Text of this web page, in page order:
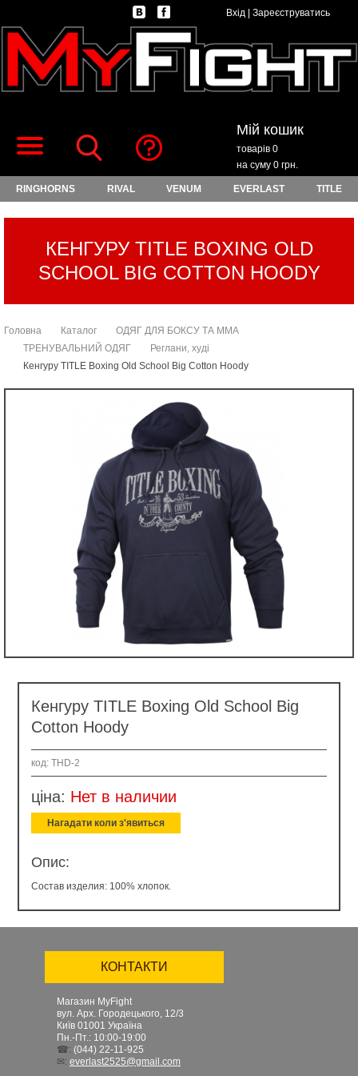
Вхід Зареєструватись
Мій кошик
товарів 0
на суму 0 грн.
RINGHORNS RIVAL VENUM EVERLAST TITLE
КЕНГУРУ TITLE BOXING OLD
SCHOOL BIG COTTON HOODY
Головна Каталог
ОДЯГ ДЛЯ БОКСУ ТА ММА
ТРЕНУВАЛЬНИЙ ОДЯГ
Реглани, худі
Кенгуру TITLE Boxing Old School Big Cotton Hoody
Кенгуру TITLE Boxing Old School Big
Cotton Hoody
код: THD-2
ціна: Нет в наличии
Нагадати коли з'явиться
Опис:
Состав изделия: 100% хлопок.
КОНТАКТИ
Магазин MyFight
вул. Арх. Городецького, 12/3
Київ 01001 Україна
Пн.-Пт.: 10:00-19:00
☎: (044) 22-11-925
✉: everlast2525@gmail.com